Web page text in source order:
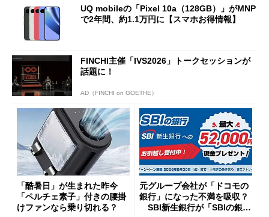
UQ mobileの「Pixel 10a（128GB）」がMNP
で2年間、約1.1万円に【スマホお得情報】
FINCHI主催「IVS2026」トークセッションが
話題に！
AD（FINCHI on GOETHE）
「酷暑日」が生まれた昨今
「ペルチェ素子」付きの腰掛
けファンなら乗り切れる？
元グループ会社が「ドコモの
銀行」になった不満を吸収？
SBI新生銀行が「SBIの銀